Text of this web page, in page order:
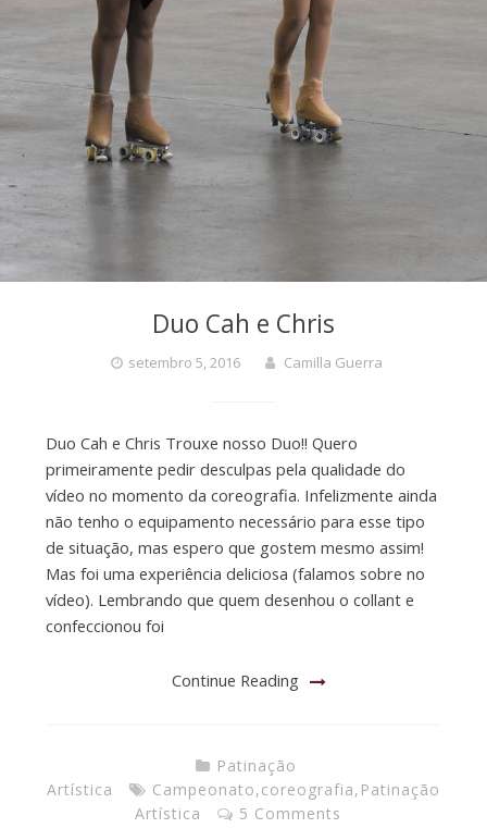
Duo Cah e Chris
setembro 5, 2016 Camilla Guerra
Duo Cah e Chris Trouxe nosso Duo!! Quero
primeiramente pedir desculpas pela qualidade do
vídeo no momento da coreografia. Infelizmente ainda
não tenho o equipamento necessário para esse tipo
de situação, mas espero que gostem mesmo assim!
Mas foi uma experiência deliciosa (falamos sobre no
vídeo). Lembrando que quem desenhou o collant e
confeccionou foi
Continue Reading
Patinação
Artística
Campeonato,coreografia, Patinação
Artística
5 Comments